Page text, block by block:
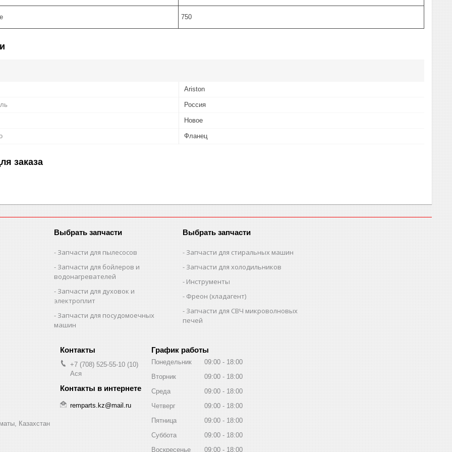
750
Ariston
Россия
Новое
Фланец​
заказа
Выбрать запчасти
Запчасти для пылесосов
Запчасти для бойлеров и
водонагревателей
Запчасти для духовок и
электроплит
Запчасти для посудомоечных
машин
Выбрать запчасти
Запчасти для стиральных машин
Запчасти для холодильников
Инструменты
Фреон (хладагент)
Запчасти для СВЧ микроволновых
печей
Казахстан
+7 (708) 525-55-10 10
Ася
remparts.kz@mail.ru
График работы
Понедельник 09:00
18:00
Вторник
09:00
18:00
Среда
09:00
18:00
Четверг
09:00
18:00
Пятница
09:00
18:00
Суббота
09:00
18:00
Воскресенье
09:00 18:00